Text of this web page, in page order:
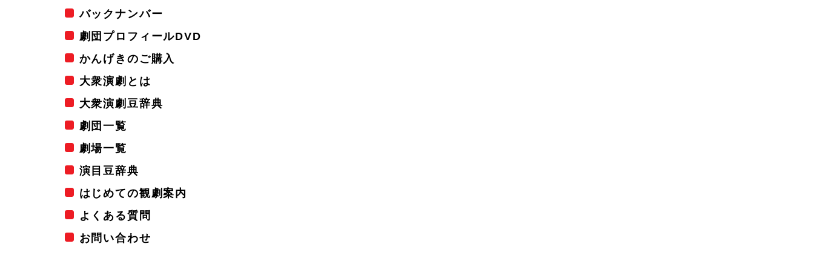
バックナンバー
劇団プロフィールDVD
かんげきのご購入
大衆演劇とは
大衆演劇豆辞典
劇団一覧
劇場一覧
演目豆辞典
はじめての観劇案内
よくある質問
お問い合わせ